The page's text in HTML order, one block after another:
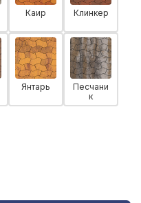
Каир Клинкер
Янтарь
Песчани
к